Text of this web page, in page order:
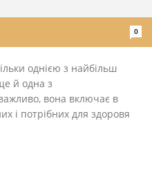
0
однією з найбільш
й одна з
вона включає в
і потрібних для здоровя